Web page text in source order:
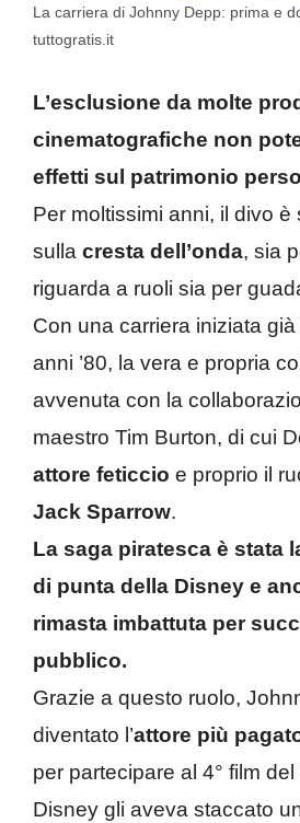
La carriera di Johnny Depp: prima e
tuttogratis.it
L’esclusione da molte
cinematografiche non
effetti sul patrimonio
Per moltissimi anni, il divo è
sulla cresta dell’onda, sia
riguarda a ruoli sia per
Con una carriera iniziata
anni ’80, la vera e propria
avvenuta con la
maestro Tim Burton, di cui
attore feticcio e proprio il
Jack Sparrow.
La saga piratesca è stata
di punta della Disney e
rimasta imbattuta per
pubblico.
Grazie a questo ruolo,
diventato l’attore più
per partecipare al 4° film
Disney gli aveva staccato